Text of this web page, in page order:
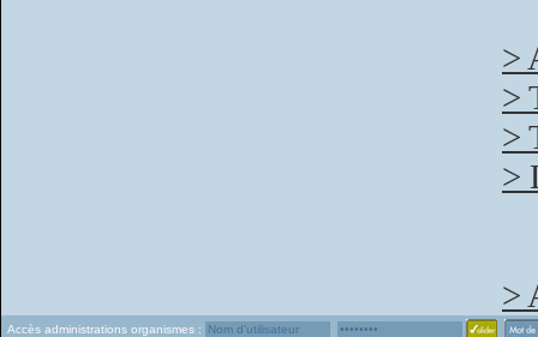
>
>
>
>
>
Accès administrations organismes :